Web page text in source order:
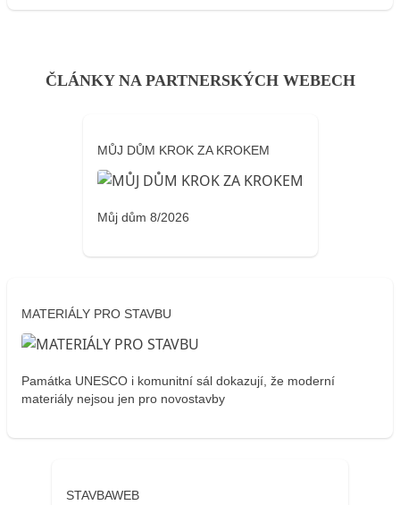
ČLÁNKY NA PARTNERSKÝCH WEBECH
MŮJ DŮM KROK ZA KROKEM
Můj dům 8/2026
MATERIÁLY PRO STAVBU
Památka UNESCO i komunitní sál dokazují, že moderní
materiály nejsou jen pro novostavby
STAVBAWEB